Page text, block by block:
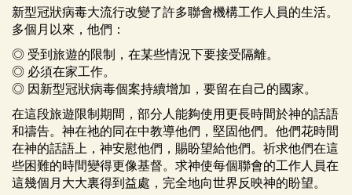
新型冠狀病毒大流行改變了許多聯會機構工作人員的生活。
多個月以來，他們：
◎ 受到旅遊的限制，在某些情況下要接受隔離。
◎ 必須在家工作。
◎ 因新型冠狀病毒個案持續增加，要留在自己的國家。
在這段旅遊限制期間，部分人能夠使用更長時間於神的話語
和禱告。神在祂的同在中教導他們，堅固他們。他們花時間
在神的話語上，神安慰他們，賜盼望給他們。祈求他們在這
些困難的時間變得更像基督。求神使每個聯會的工作人員在
這幾個月大大裏得到益處，完全地向世界反映神的盼望。